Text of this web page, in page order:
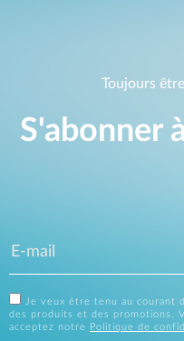
Toujours
S'abonner
Je veux être tenu au courant
des produits et des promotions.
acceptez notre
Politique de